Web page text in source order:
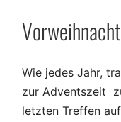
Wie jedes Jahr,
zur Adventszeit
letzten Treffen